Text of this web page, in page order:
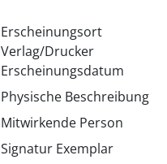
Erscheinungsort
Verlag/Drucker
Erscheinungsdatum
Physische Beschreibung
Mitwirkende Person
Signatur Exemplar